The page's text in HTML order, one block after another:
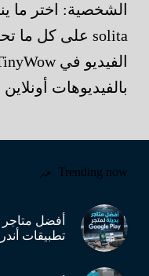
الشخصية: اختر ما
solitaعلى كل ما
بالفيديوهات أونلاين
Trending now
تطبيقات